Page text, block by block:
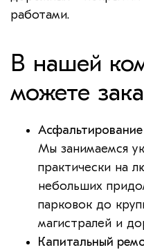
работами.
В нашей
можете
Мы занимаемся
практически на
небольших
парковок до
магистралей и
Капитальный